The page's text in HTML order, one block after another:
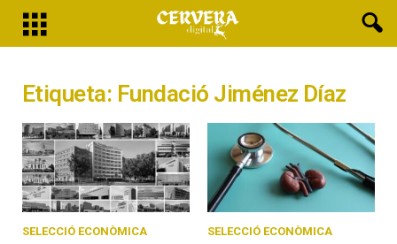
Etiqueta: Fundació Jiménez Díaz
SELECCIÓ ECONÒMICA SELECCIÓ ECONÒMICA